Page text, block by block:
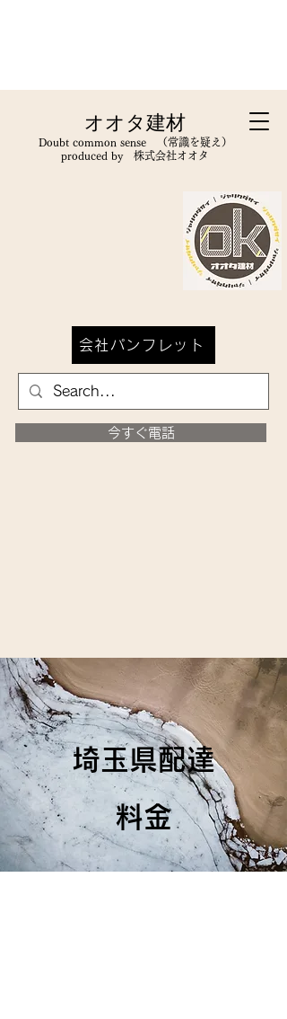
オオタ建材
Doubt common sense （常識を疑え）
produced by 株式会社オオタ​
会社パンフレット
今すぐ電話
埼玉県配達
料金